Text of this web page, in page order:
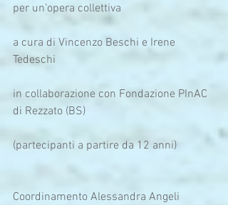
per un’opera collettiva
a cura di Vincenzo Beschi e Irene
Tedeschi
in collaborazione con Fondazione PInAC
di Rezzato (BS)
(partecipanti a partire da 12 anni)
Coordinamento Alessandra Angeli